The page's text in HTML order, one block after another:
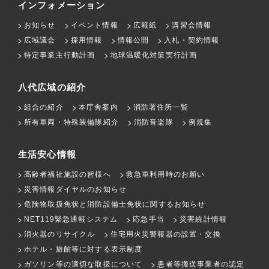
インフォメーション
お知らせ イベント情報 広報紙
講習会情報
広域議会
採用情報 情報公開
入札・契約情報
特定事業主行動計画
地球温暖化対策実行計画
八代広域の紹介
組合の紹介 本庁舎案内
消防署住所一覧
所有車両・特殊装備隊紹介
消防音楽隊 例規集
生活安心情報
高齢者福祉施設の皆様へ
救急車利用時のお願い
災害情報ダイヤルのお知らせ
危険物取扱免状と消防設備士免状に関するお知らせ
NET119緊急通報システム
応急手当
災害統計情報
消火器のリサイクル
住宅用火災警報器の設置・交換
ホテル・旅館等に対する表示制度
ガソリン等の適切な取扱について
患者等搬送事業者の認定